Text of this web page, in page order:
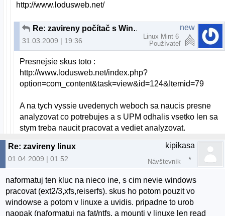
http://www.lodusweb.net/
Re: zavireny počítač s Windows
31.03.2009 | 19:36
new
Linux Mint 6
Používateľ
Presnejsie skus toto :
http://www.lodusweb.net/index.php?
option=com_content&task=view&id=124&Itemid=79
A na tych vyssie uvedenych weboch sa naucis presne
analyzovat co potrebujes a s UPM odhalis vsetko len sa
stym treba naucit pracovat a vediet analyzovat.
Re: zavireny linux
01.04.2009 | 01:52
kipikasa
Návštevník
naformatuj ten kluc na nieco ine, s cim nevie windows
pracovat (ext2/3,xfs,reiserfs). skus ho potom pouzit vo
windowse a potom v linuxe a uvidis. pripadne to urob
naopak (naformatuj na fat/ntfs, a mounti v linuxe len read